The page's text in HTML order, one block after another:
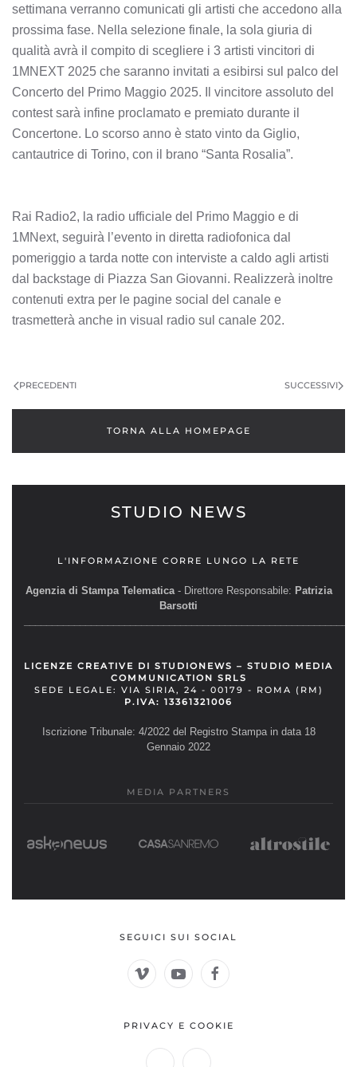
settimana verranno comunicati gli artisti che accedono alla
prossima fase. Nella selezione finale, la sola giuria di
qualità avrà il compito di scegliere i 3 artisti vincitori di
1MNEXT 2025 che saranno invitati a esibirsi sul palco del
Concerto del Primo Maggio 2025. Il vincitore assoluto del
contest sarà infine proclamato e premiato durante il
Concertone. Lo scorso anno è stato vinto da Giglio,
cantautrice di Torino, con il brano “Santa Rosalia”.
Rai Radio2, la radio ufficiale del Primo Maggio e di
1MNext, seguirà l’evento in diretta radiofonica dal
pomeriggio a tarda notte con interviste a caldo agli artisti
dal backstage di Piazza San Giovanni. Realizzerà inoltre
contenuti extra per le pagine social del canale e
trasmetterà anche in visual radio sul canale 202.
PRECEDENTI SUCCESSIVI
TORNA ALLA HOMEPAGE
STUDIO NEWS
L'INFORMAZIONE CORRE LUNGO LA RETE
Agenzia di Stampa Telematica- Direttore Responsabile: Patrizia
Barsotti
LICENZE CREATIVE DI STUDIONEWS – STUDIO MEDIA
COMMUNICATION SRLS
SEDE LEGALE: VIA SIRIA, 24 - 00179 - ROMA (RM)
P.IVA: 13361321006
Iscrizione Tribunale: 4/2022 del Registro Stampa in data 18
Gennaio 2022
MEDIA PARTNERS
SEGUICI SUI SOCIAL
PRIVACY E COOKIE